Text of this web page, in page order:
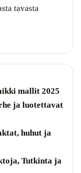
tavasta
mallit 2025
ja luotettavat
huhut ja
Tutkinta ja